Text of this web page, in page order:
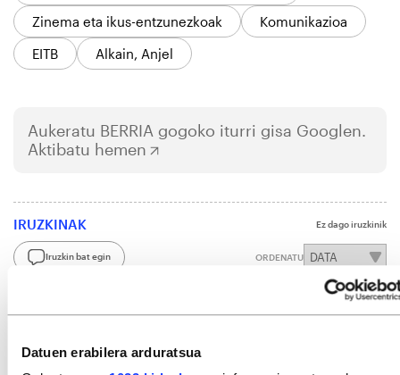
Datuen erabilera arduratsua
Zinema eta ikus-entzunezkoak
Komunikazioa
EITB
Alkain, Anjel
Aukeratu BERRIA gogoko iturri gisa Googlen.
Aktibatu hemen
IRUZKINAK Ez dago iruzkinik
Iruzkin bat egin ORDENATU